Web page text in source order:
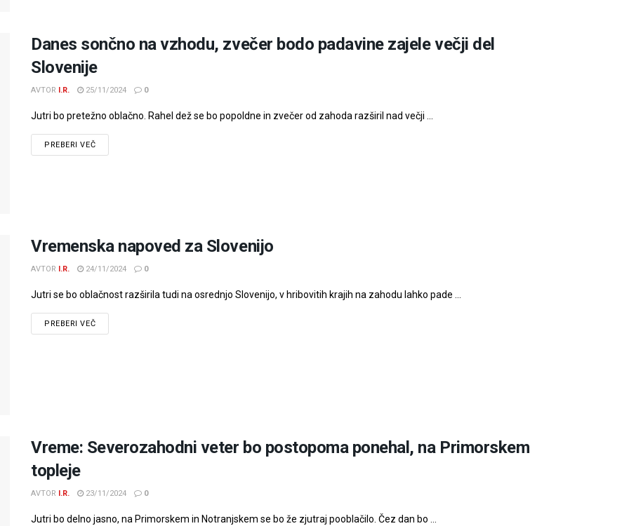
Danes sončno na vzhodu, zvečer bodo padavine zajele večji del
Slovenije
AVTOR I.R. 25/11/2024 0
Jutri bo pretežno oblačno. Rahel dež se bo popoldne in zvečer od zahoda razširil nad večji ...
PREBERI VEČ
Vremenska napoved za Slovenijo
AVTOR I.R. 24/11/2024 0
Jutri se bo oblačnost razširila tudi na osrednjo Slovenijo, v hribovitih krajih na zahodu lahko pade ...
PREBERI VEČ
Vreme: Severozahodni veter bo postopoma ponehal, na Primorskem
topleje
AVTOR I.R. 23/11/2024 0
Jutri bo delno jasno, na Primorskem in Notranjskem se bo že zjutraj pooblačilo. Čez dan bo ...